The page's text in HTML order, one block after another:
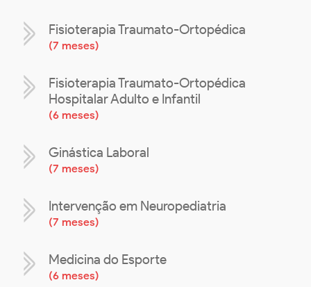
Fisioterapia Traumato-Ortopédica
(7 meses)
Fisioterapia Traumato-Ortopédica
Hospitalar Adulto e Infantil
(6 meses)
Ginástica Laboral
(7 meses)
Intervenção em Neuropediatria
(7 meses)
Medicina do Esporte
(6 meses)